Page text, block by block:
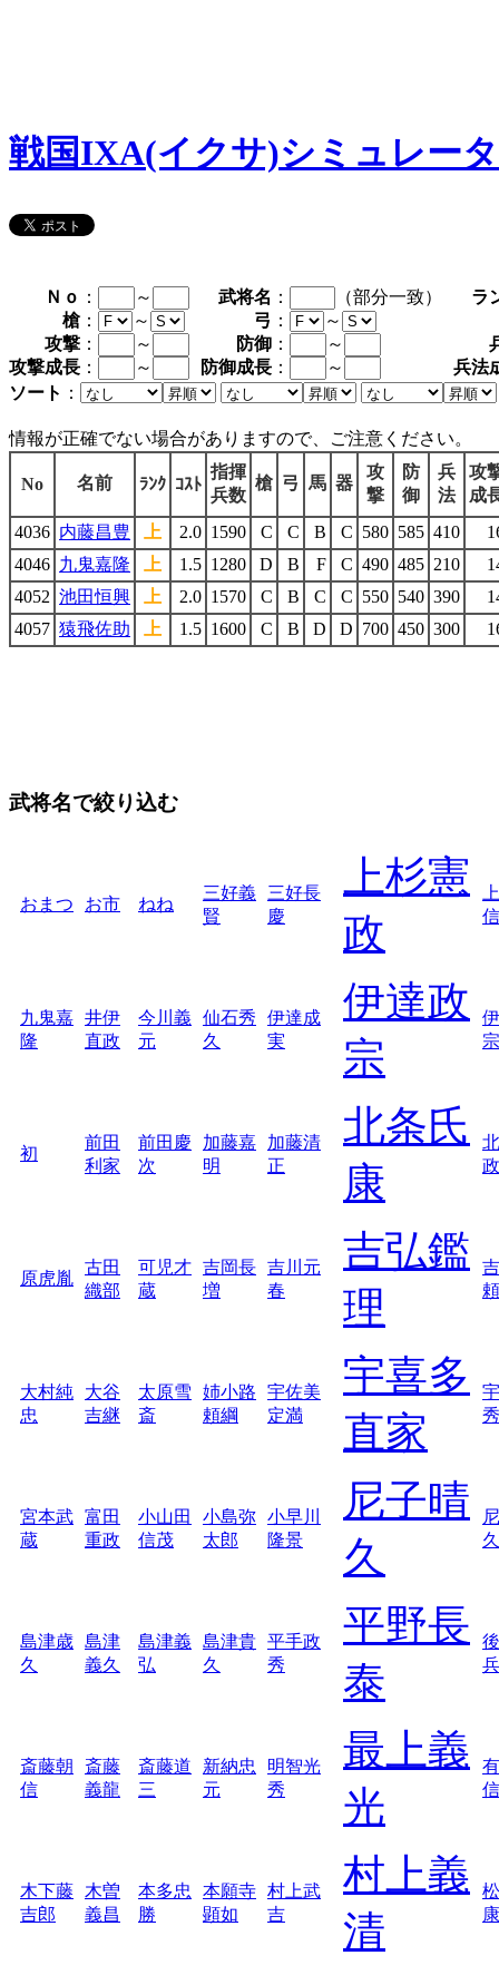
戦国IXA(イクサ)シミュレー
Ｎｏ ： ～ 武将名 ： （部分一致）
ラ
槍 ： ～ 弓 ：
～
攻撃 ： ～ 防御 ： ～
攻撃成長 ： ～ 防御成長 ： ～
兵法
ソート ：
情報が正確でない場合がありますので、ご注意ください。
No 名前 ﾗﾝｸ ｺｽﾄ
指揮
兵数
槍 弓 馬 器
攻
撃
防
御
兵
法
攻
成
4036 内藤昌豊 上 2.0 1590 C C B C 580 585 410
4046 九鬼嘉隆 上 1.5 1280 D B F C 490 485 210
4052 池田恒興 上 2.0 1570 C B C C 550 540 390
4057 猿飛佐助 上 1.5 1600 C B D D 700 450 300
武将名で絞り込む
おまつ お市 ねね
三好義
賢
三好長
慶
上杉憲
政
信
九鬼嘉
隆
井伊
直政
今川義
元
仙石秀
久
伊達成
実
伊達政
宗
宗
初
前田
利家
前田慶
次
加藤嘉
明
加藤清
正
北条氏
康
政
原虎胤
古田
織部
可児才
蔵
吉岡長
増
吉川元
春
吉弘鑑
理
頼
大村純
忠
大谷
吉継
太原雪
斎
姉小路
頼綱
宇佐美
定満
宇喜多
直家
宮本武
蔵
富田
重政
小山田
信茂
小島弥
太郎
小早川
隆景
尼子晴
久
久
島津歳
久
島津
義久
島津義
弘
島津貴
久
平手政
秀
平野長
泰
斎藤朝
信
斎藤
義龍
斎藤道
三
新納忠
元
明智光
秀
最上義
光
信
木下藤
吉郎
木曽
義昌
本多忠
勝
本願寺
顕如
村上武
吉
村上義
清
康